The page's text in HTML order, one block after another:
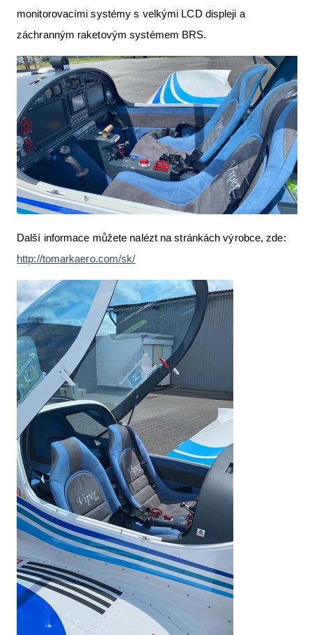
monitorovacími systémy s velkými LCD displeji a
záchranným raketovým systémem BRS.
Další informace můžete nalézt na stránkách výrobce, zde:
http://tomarkaero.com/sk/